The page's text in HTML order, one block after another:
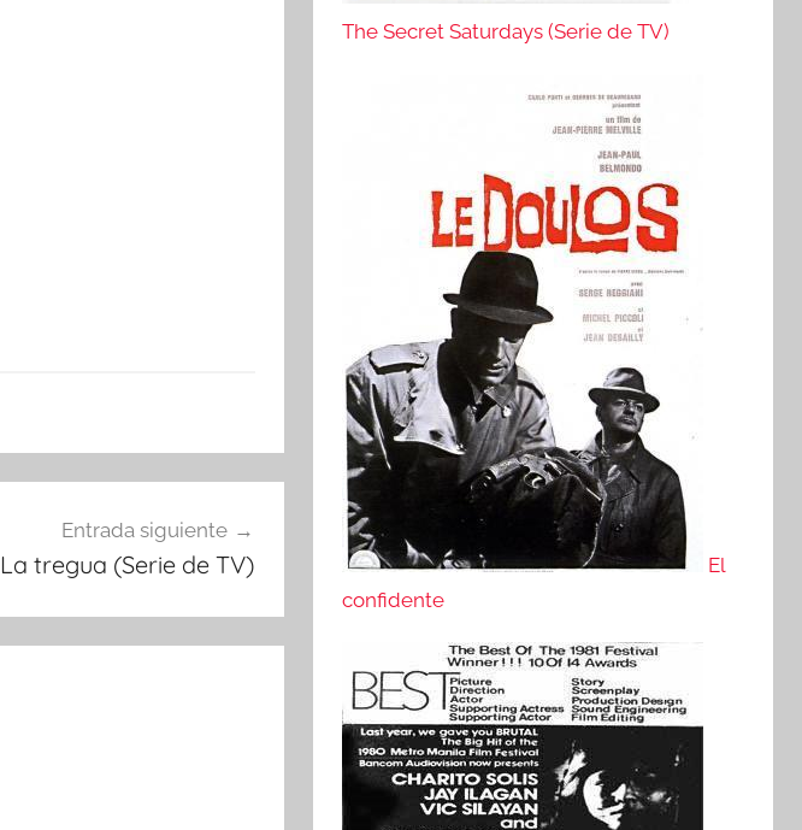
Entrada siguiente
La tregua (Serie de TV)
The Secret Saturdays (Serie de TV)
El
confidente